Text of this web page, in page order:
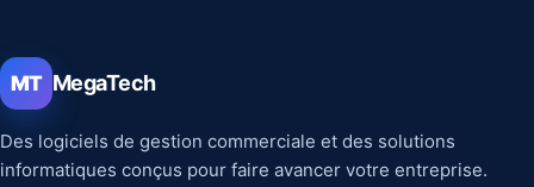
MT MegaTech
Des logiciels de gestion commerciale et des solutions
informatiques conçus pour faire avancer votre entreprise.